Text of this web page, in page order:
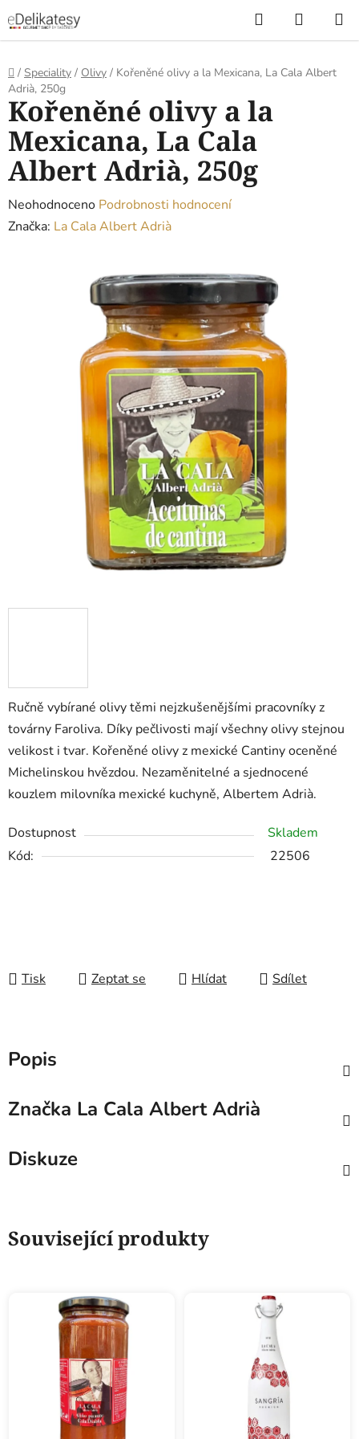
na
obsah
Hledat
KOŠÍK
Domů
/ Speciality / Olivy / Kořeněné olivy a la Mexicana, La Cala Albert
Adrià, 250g
Ručně vybírané olivy těmi nejzkušenějšími pracovníky z
továrny Faroliva. Díky pečlivosti mají všechny olivy stejnou
velikost i tvar. Kořeněné olivy z mexické Cantiny oceněné
Michelinskou hvězdou. Nezaměnitelné a sjednocené
kouzlem milovníka mexické kuchyně, Albertem Adrià.
Dostupnost
Skladem
Kód:
22506
Tisk Zeptat se Hlídat Sdílet
Kořeněné olivy a la
Mexicana, La Cala
Albert Adrià, 250g
Průměrné
hodnocení
Neohodnoceno Podrobnosti hodnocení
Značka: La Cala Albert Adrià
Popis
Značka La Cala Albert Adrià
Diskuze
Související produkty